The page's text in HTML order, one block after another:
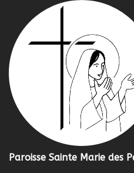
Paroisse Sainte Marie des